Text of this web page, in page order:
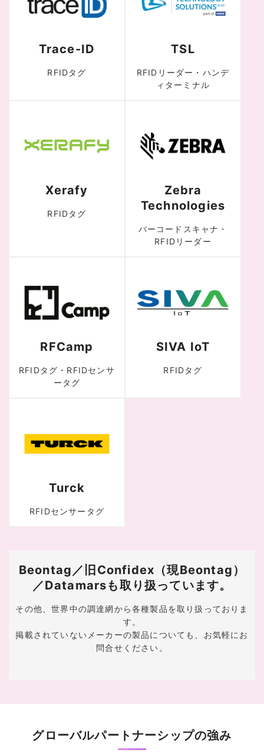
Trace-ID
RFIDタグ
TSL
RFIDリーダー・ハンデ
ィターミナル
Xerafy
RFIDタグ
Zebra
Technologies
バーコードスキャナ・
RFIDリーダー
RFCamp
RFIDタグ・RFIDセンサ
ータグ
SIVA IoT
RFIDタグ
Turck
RFIDセンサータグ
Beontag／旧Confidex（現Beontag）
／Datamarsも取り扱っています。
その他、世界中の調達網から各種製品を取り扱っておりま
す。
掲載されていないメーカーの製品についても、お気軽にお
問合せください。
グローバルパートナーシップの強み